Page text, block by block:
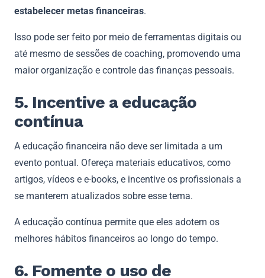
estabelecer metas financeiras.
Isso pode ser feito por meio de ferramentas digitais ou
até mesmo de sessões de coaching, promovendo uma
maior organização e controle das finanças pessoais.
5. Incentive a educação
contínua
A educação financeira não deve ser limitada a um
evento pontual. Ofereça materiais educativos, como
artigos, vídeos e e-books, e incentive os profissionais a
se manterem atualizados sobre esse tema.
A educação contínua permite que eles adotem os
melhores hábitos financeiros ao longo do tempo.
6. Fomente o uso de